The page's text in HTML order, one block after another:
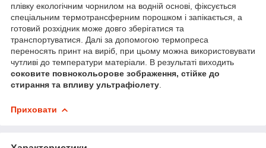
плівку екологічним чорнилом на водній основі, фіксується
спеціальним термотрансферним порошком і запікається, а
готовий розхідник може довго зберігатися та
транспортуватися. Далі за допомогою термопреса
переносять принт на виріб, при цьому можна використовувати
чутливі до температури матеріали. В результаті виходить
соковите повнокольорове зображення, стійке до
стирання та впливу ультрафіолету
Приховати